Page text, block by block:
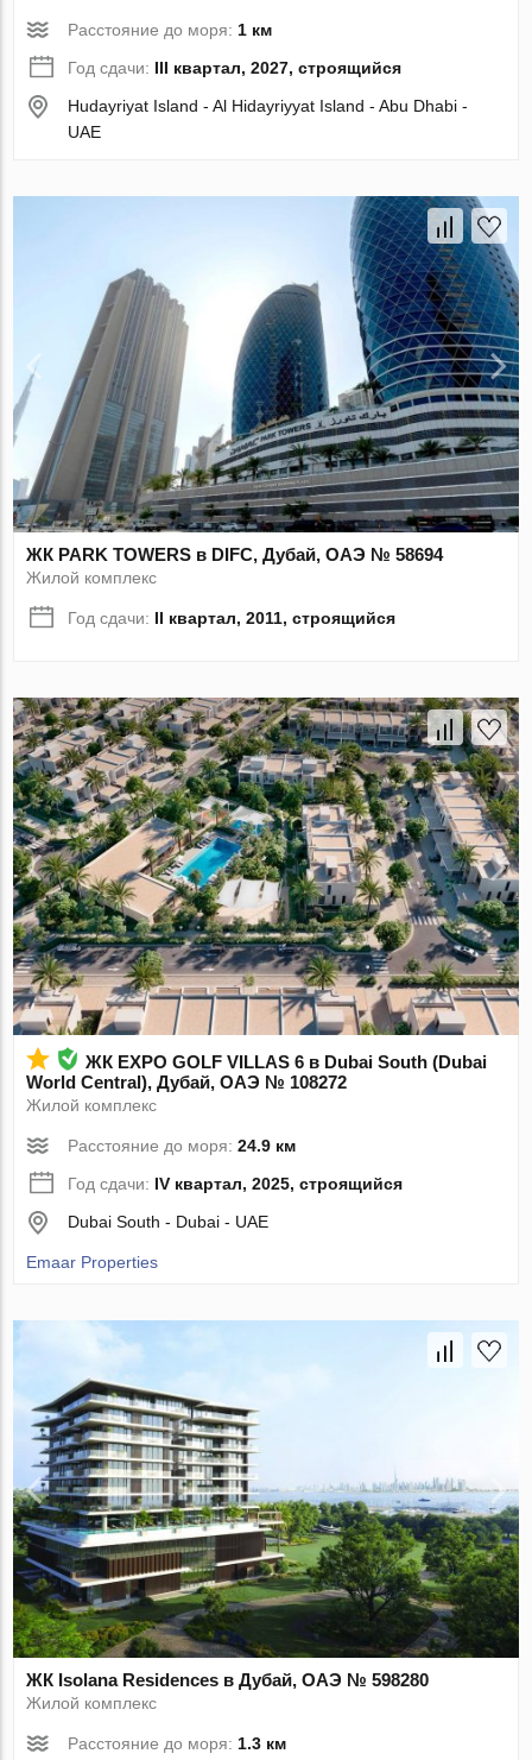
Расстояние до моря: 1 км
Год сдачи: III квартал, 2027, строящийся
Hudayriyat Island - Al Hidayriyyat Island - Abu Dhabi -
UAE
ЖК PARK TOWERS в DIFC, Дубай, ОАЭ № 58694
Жилой комплекс
Год сдачи: II квартал, 2011, строящийся
ЖК EXPO GOLF VILLAS 6 в Dubai South (Dubai
World Central), Дубай, ОАЭ № 108272
Жилой комплекс
Расстояние до моря:24.9 км
Год сдачи: IV квартал, 2025, строящийся
Dubai South - Dubai - UAE
Emaar Properties
ЖК Isolana Residences в Дубай, ОАЭ № 598280
Жилой комплекс
Расстояние до моря: 1.3 км